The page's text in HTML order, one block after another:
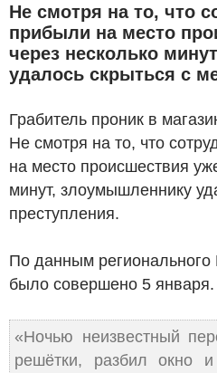
Не смотря на то, что
прибыли на место
через несколько
удалось скрыться с
Грабитель проник в
Не смотря на то, что
на место происшествия
минут, злоумышленнику
преступления.
По данным
было совершено 5 января.
«Ночью неизвестный
решётки, разбил окно